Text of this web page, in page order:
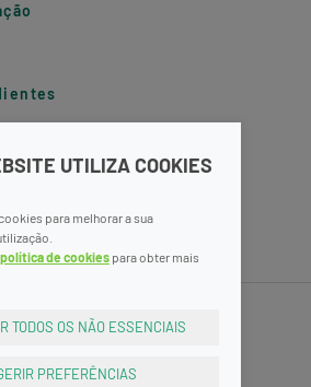
UTILIZA COOKIES
para melhorar a sua
política de cookies para obter mais
TODOS OS NÃO ESSENCIAIS
PREFERÊNCIAS